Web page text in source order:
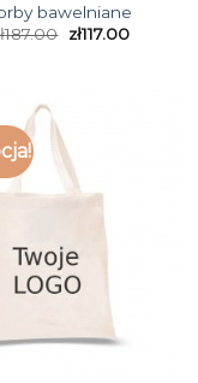
bawelniane
187.00 zł117.00